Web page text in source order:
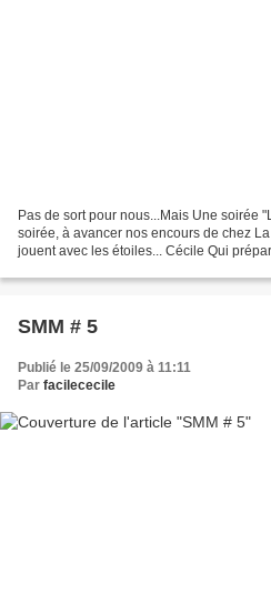
Pas de sort pour nous...Mais Une soirée
soirée, à avancer nos encours de chez
jouent avec les étoiles... Cécile Qui
SMM # 5
Publié le 25/09/2009 à 11:11
Par facilececile